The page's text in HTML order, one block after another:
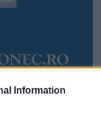
Information